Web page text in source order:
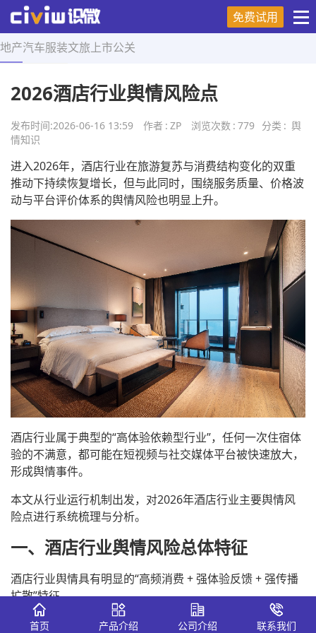
免费试用
地产汽车服装文旅 上市公关
首页 > 舆情知识 > 正文
2026酒店行业舆情风险点
发布时间:2026-06-16 13:59 作者 : ZP 浏览次数 : 779 分类 : 舆
情知识
进入2026年，酒店行业在旅游复苏与消费结构变化的双重
推动下持续恢复增长，但与此同时，围绕服务质量、价格波
动与平台评价体系的舆情风险也明显上升。
酒店行业属于典型的“高体验依赖型行业”，任何一次住宿体
验的不满意，都可能在短视频与社交媒体平台被快速放大，
形成舆情事件。
本文从行业运行机制出发，对2026年酒店行业主要舆情风
险点进行系统梳理与分析。
一、酒店行业舆情风险总体特征
酒店行业舆情具有明显的“高频消费 + 强体验反馈 + 强传播
扩散”特征。
首页 产品介绍 公司介绍 联系我们